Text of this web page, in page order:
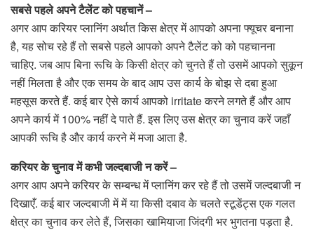
सबसे पहले अपने टैलेंट को पहचानें –
अगर आप करियर प्लानिंग अर्थात किस क्षेत्र में आपको अपना फ्यूचर बनाना
है, यह सोच रहे हैं तो सबसे पहले आपको अपने टैलेंट को को पहचानना
चाहिए. जब आप बिना रूचि के किसी क्षेत्र को चुनते हैं तो उसमें आपको सुकून
नहीं मिलता है और एक समय के बाद आप उस कार्य के बोझ से दबा हुआ
महसूस करते हैं. कई बार ऐसे कार्य आपको irritate करने लगते हैं और आप
अपने कार्य में 100% नहीं दे पाते हैं. इस लिए उस क्षेत्र का चुनाव करें जहाँ
आपकी रूचि है और कार्य करने में मजा आता है.
करियर के चुनाव में कभी जल्दबाजी न करें –
अगर आप अपने करियर के सम्बन्ध में प्लानिंग कर रहे हैं तो उसमें जल्दबाजी न
दिखाएँ. कई बार जल्दबाजी में में या किसी दबाव के चलते स्टूडेंट्स एक गलत
क्षेत्र का चुनाव कर लेते हैं, जिसका खामियाजा जिंदगी भर भुगतना पड़ता है.